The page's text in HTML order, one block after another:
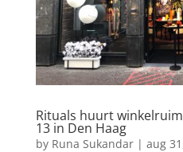
Rituals huurt
13 in Den Haag
by Runa Sukandar| aug